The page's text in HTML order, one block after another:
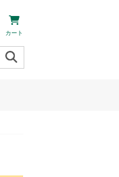
カート